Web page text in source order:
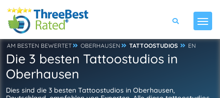
AM BESTEN BEWERTET OBERHAUSEN TATTOOSTUDIOS EN
Die 3 besten Tattoostudios in
Oberhausen
Dies sind die 3 besten Tattoostudios in Oberhausen,